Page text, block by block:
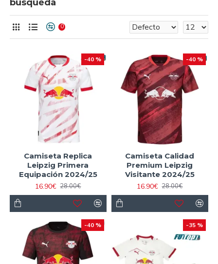
búsqueda
0
-40 %
Camiseta Replica
Leipzig Primera
Equipación 2024/25
16.90€ 28.00€
-40 %
Camiseta Calidad
Premium Leipzig
Visitante 2024/25
16.90€ 28.00€
-40 % -35 %